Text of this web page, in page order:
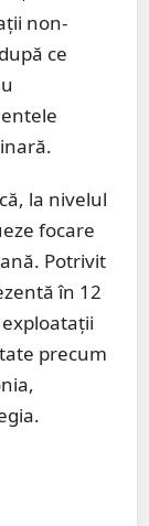
non-
ce
la nivelul
focare
Potrivit
în 12
precum